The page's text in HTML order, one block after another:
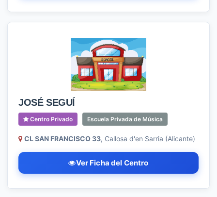
JOSÉ SEGUÍ
Centro Privado Escuela Privada de Música
CL SAN FRANCISCO 33, Callosa d'en Sarria (Alicante)
Ver Ficha del Centro